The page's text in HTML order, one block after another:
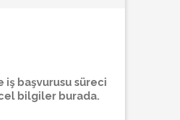
iş başvurusu süreci
bilgiler burada.